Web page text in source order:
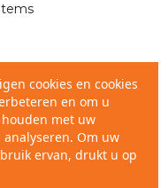
biedt
de bescherming van
daken, en voor de
cookies en cookies
en om u
met uw
Om uw
ervan, drukt u op